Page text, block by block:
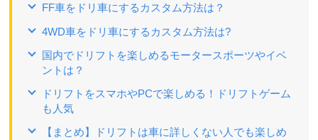
FF車をドリ車にするカスタム方法は？
4WD車をドリ車にするカスタム方法は?
国内でドリフトを楽しめるモータースポーツやイベ
ントは？
ドリフトをスマホやPCで楽しめる！ドリフトゲーム
も人気
【まとめ】ドリフトは車に詳しくない人でも楽しめ